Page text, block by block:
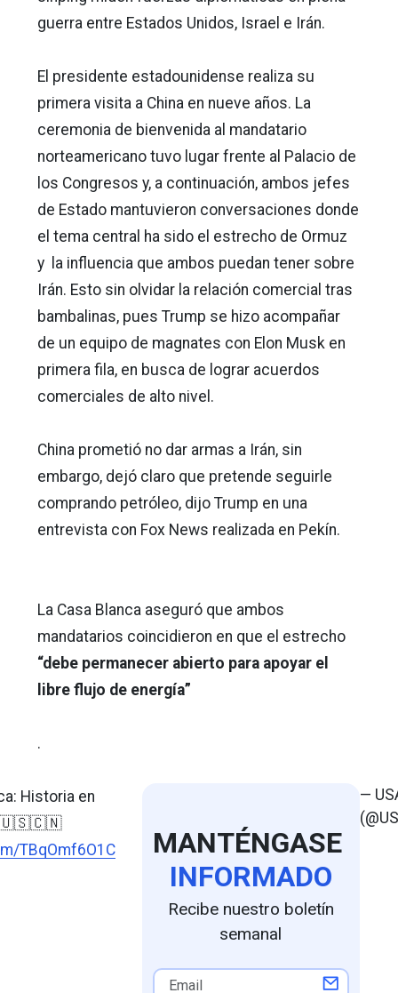
guerra entre Estados Unidos, Israel e Irán.
El presidente estadounidense realiza su
primera visita a China en nueve años. La
ceremonia de bienvenida al mandatario
norteamericano tuvo lugar frente al Palacio de
los Congresos y, a continuación, ambos jefes
de Estado mantuvieron conversaciones donde
el tema central ha sido el estrecho de Ormuz
y la influencia que ambos puedan tener sobre
Irán. Esto sin olvidar la relación comercial tras
bambalinas, pues Trump se hizo acompañar
de un equipo de magnates con Elon Musk en
primera fila, en busca de lograr acuerdos
comerciales de alto nivel.
China prometió no dar armas a Irán, sin
embargo, dejó claro que pretende seguirle
comprando petróleo, dijo Trump en una
entrevista con Fox News realizada en Pekín.
La Casa Blanca aseguró que ambos
mandatarios coincidieron en que el estrecho
“debe permanecer abierto para apoyar el
libre flujo de energía”
.
Historia en
🇺🇸🇨🇳
TBqOmf6O1C
MANTÉNGASE
INFORMADO
Recibe nuestro boletín
semanal
—